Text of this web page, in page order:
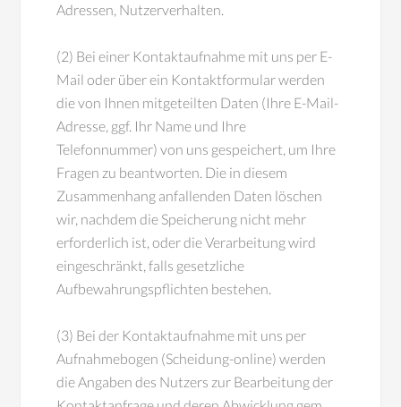
Adressen, Nutzerverhalten.
(2) Bei einer Kontaktaufnahme mit uns per E-
Mail oder über ein Kontaktformular werden
die von Ihnen mitgeteilten Daten (Ihre E-Mail-
Adresse, ggf. Ihr Name und Ihre
Telefonnummer) von uns gespeichert, um Ihre
Fragen zu beantworten. Die in diesem
Zusammenhang anfallenden Daten löschen
wir, nachdem die Speicherung nicht mehr
erforderlich ist, oder die Verarbeitung wird
eingeschränkt, falls gesetzliche
Aufbewahrungspflichten bestehen.
(3) Bei der Kontaktaufnahme mit uns per
Aufnahmebogen (Scheidung-online) werden
die Angaben des Nutzers zur Bearbeitung der